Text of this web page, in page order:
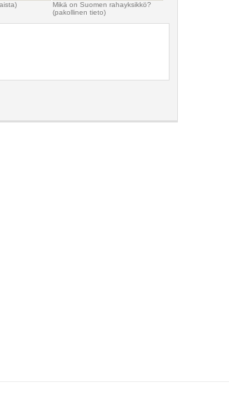
Mikä on Suomen rahayksikkö?
(pakollinen tieto)